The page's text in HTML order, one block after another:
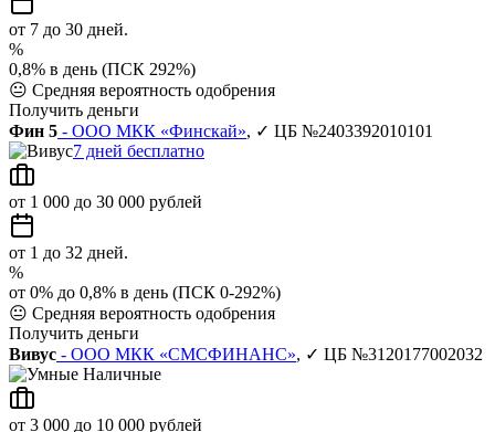
от 7 до 30 дней.
%
0,8% в день (ПСК 292%)
😐 Средняя вероятность одобрения
Получить деньги
Фин 5 - ООО МКК «Финскай», ✓ ЦБ №2403392010101
7 дней бесплатно
от 1 000 до 30 000 рублей
от 1 до 32 дней.
%
от 0% до 0,8% в день (ПСК 0-292%)
😐 Средняя вероятность одобрения
Получить деньги
Вивус - ООО МКК «СМСФИНАНС», ✓ ЦБ №3120177002032
от 3 000 до 10 000 рублей